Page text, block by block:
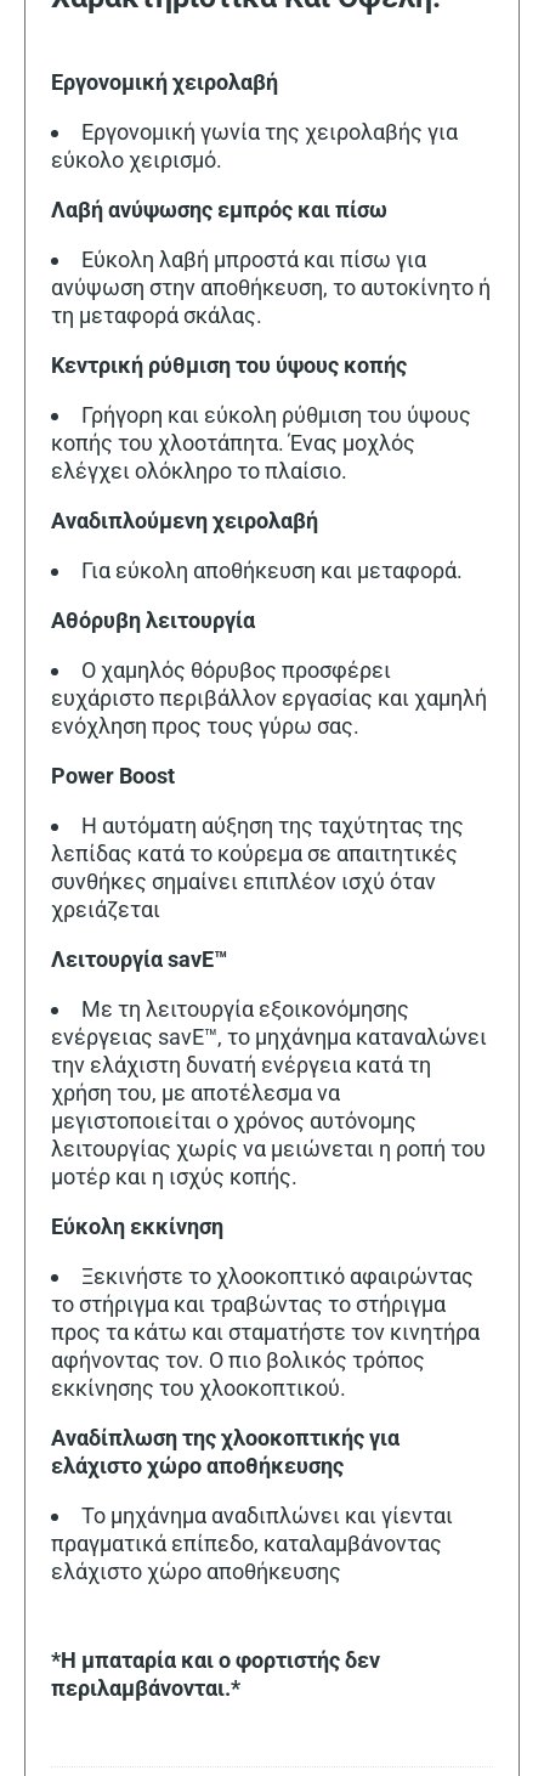
Εργονομική χειρολαβή
Εργονομική γωνία της χειρολαβής για
εύκολο χειρισμό.
Λαβή ανύψωσης εμπρός και πίσω
Εύκολη λαβή μπροστά και πίσω για
ανύψωση στην αποθήκευση, το αυτοκίνητο ή
τη μεταφορά σκάλας.
Κεντρική ρύθμιση του ύψους κοπής
Γρήγορη και εύκολη ρύθμιση του ύψους
κοπής του χλοοτάπητα. Ένας μοχλός
ελέγχει ολόκληρο το πλαίσιο.
Αναδιπλούμενη χειρολαβή
Για εύκολη αποθήκευση και μεταφορά.
Αθόρυβη λειτουργία
Ο χαμηλός θόρυβος προσφέρει
ευχάριστο περιβάλλον εργασίας και χαμηλή
ενόχληση προς τους γύρω σας.
Power Boost
Η αυτόματη αύξηση της ταχύτητας της
λεπίδας κατά το κούρεμα σε απαιτητικές
συνθήκες σημαίνει επιπλέον ισχύ όταν
χρειάζεται
Λειτουργία savE™
Με τη λειτουργία εξοικονόμησης
ενέργειας savE™, το μηχάνημα καταναλώνει
την ελάχιστη δυνατή ενέργεια κατά τη
χρήση του, με αποτέλεσμα να
μεγιστοποιείται ο χρόνος αυτόνομης
λειτουργίας χωρίς να μειώνεται η ροπή του
μοτέρ και η ισχύς κοπής.
Εύκολη εκκίνηση
Ξεκινήστε το χλοοκοπτικό αφαιρώντας
το στήριγμα και τραβώντας το στήριγμα
προς τα κάτω και σταματήστε τον κινητήρα
αφήνοντας τον. Ο πιο βολικός τρόπος
εκκίνησης του χλοοκοπτικού.
Αναδίπλωση της χλοοκοπτικής για
ελάχιστο χώρο αποθήκευσης
Το μηχάνημα αναδιπλώνει και γίενται
πραγματικά επίπεδο, καταλαμβάνοντας
ελάχιστο χώρο αποθήκευσης
*Η μπαταρία και ο φορτιστής δεν
περιλαμβάνονται.*